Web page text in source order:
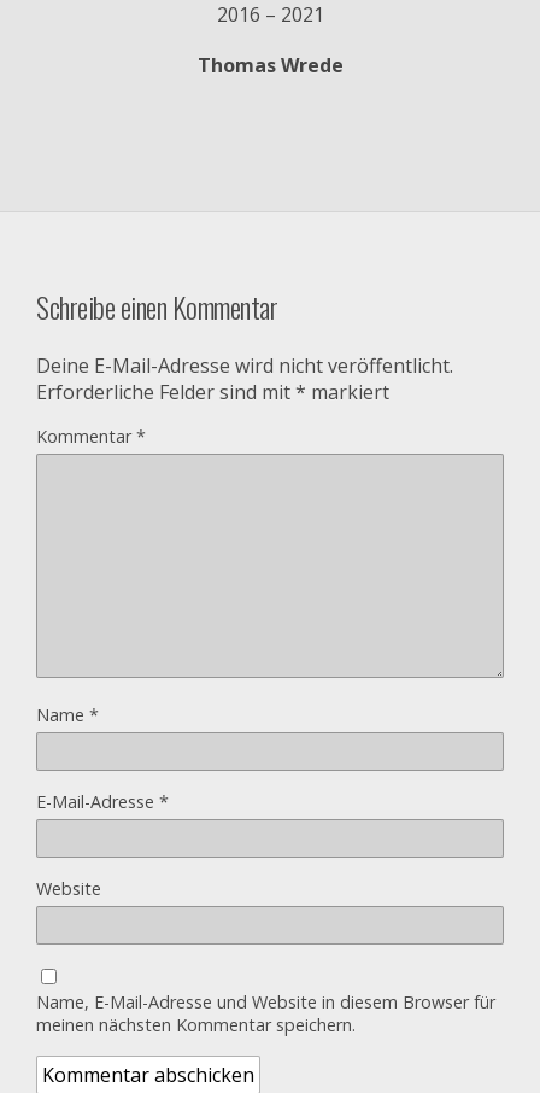
2016 – 2021
Thomas Wrede
Schreibe einen Kommentar
Deine E-Mail-Adresse wird nicht veröffentlicht.
Erforderliche Felder sind mit* markiert
Kommentar*
Name *
E-Mail-Adresse *
Website
Name, E-Mail-Adresse und Website in diesem Browser für
meinen nächsten Kommentar speichern.